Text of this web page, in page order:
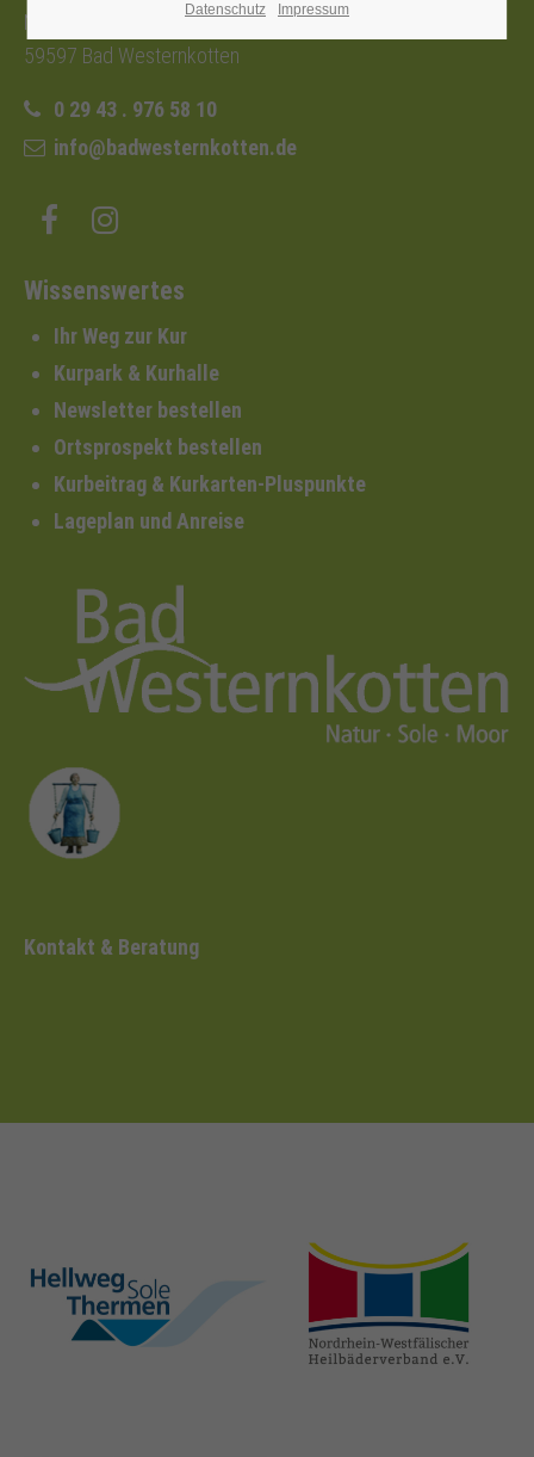
Nordstraße 2b
59597 Bad Westernkotten
0 29 43 . 976 58 10
info@badwesternkotten.de
Wissenswertes
Ihr Weg zur Kur
Kurpark & Kurhalle
Newsletter bestellen
Ortsprospekt bestellen
Kurbeitrag & Kurkarten-Pluspunkte
Lageplan und Anreise
Kontakt & Beratung
hellweg-sole-
thermen.de
heilbaeder.de
Datenschutz Impressum